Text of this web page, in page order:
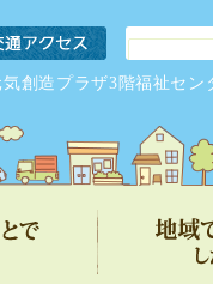
創造プラザ3階福祉セ